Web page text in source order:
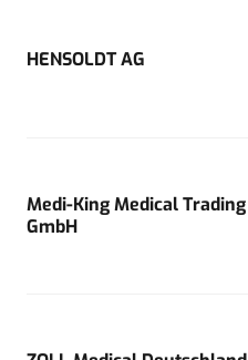
HENSOLDT AG
Medi-King Medical Trading
GmbH